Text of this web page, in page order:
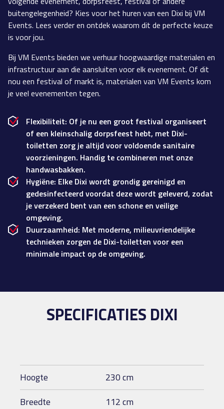
buitengelegenheid? Kies voor het huren van een Dixi bij VM
Events. Lees verder en ontdek waarom dit de perfecte keuze
is voor jou.
Bij VM Events bieden we verhuur hoogwaardige materialen en
infrastructuur aan die aansluiten voor elk evenement. Of dit
nou een festival of markt is, materialen van VM Events kom
je veel evenementen tegen.
Flexibiliteit: Of je nu een groot festival organiseert
of een kleinschalig dorpsfeest hebt, met Dixi-
toiletten zorg je altijd voor voldoende sanitaire
voorzieningen. Handig te combineren met onze
handwasbakken.
Hygiëne: Elke Dixi wordt grondig gereinigd en
gedesinfecteerd voordat deze wordt geleverd, zodat
je verzekerd bent van een schone en veilige
omgeving.
Duurzaamheid: Met moderne, milieuvriendelijke
technieken zorgen de Dixi-toiletten voor een
minimale impact op de omgeving.
SPECIFICATIES DIXI
Hoogte
230 cm
Breedte
112 cm